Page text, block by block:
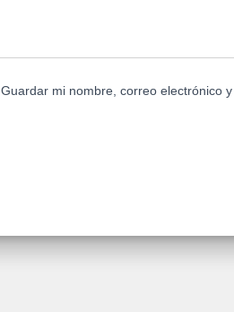
Guardar mi nombre, correo electrónico